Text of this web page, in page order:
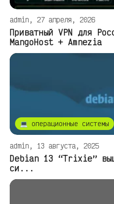
admin, 27 апреля, 2026
Приватный VPN для
MangoHost + Amnezia
💻 операционные системы
admin, 13 августа, 2025
Debian 13 “Trixie”
си...